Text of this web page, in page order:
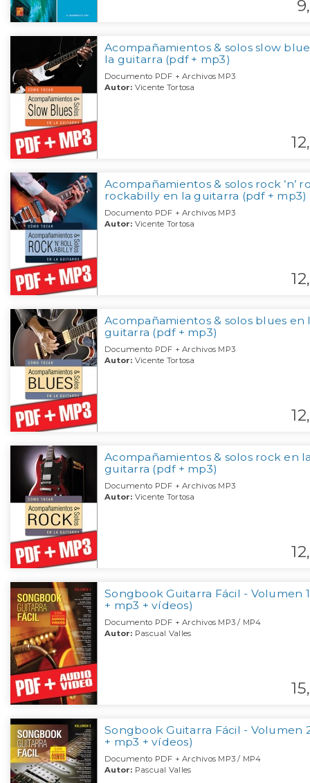
9,
Acompañamientos & solos slow
la guitarra (pdf + mp3)
Documento PDF + Archivos MP3
Autor: Vicente Tortosa
12,
Acompañamientos & solos rock ’n’
rockabilly en la guitarra (pdf + mp3)
Documento PDF + Archivos MP3
Autor: Vicente Tortosa
12,
Acompañamientos & solos blues en
guitarra (pdf + mp3)
Documento PDF + Archivos MP3
Autor: Vicente Tortosa
12,
Acompañamientos & solos rock en
guitarra (pdf + mp3)
Documento PDF + Archivos MP3
Autor: Vicente Tortosa
12,
Songbook Guitarra Fácil - Volumen
+ mp3 + vídeos)
Documento PDF + Archivos MP3 / MP4
Autor: Pascual Valles
15,
Songbook Guitarra Fácil - Volumen
+ mp3 + vídeos)
Documento PDF + Archivos MP3 / MP4
Autor: Pascual Valles